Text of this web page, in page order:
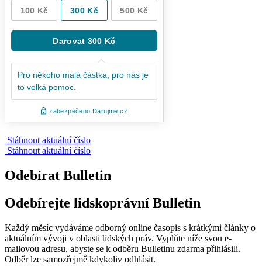
Stáhnout aktuální číslo
Stáhnout aktuální číslo
Odebírat Bulletin
Odebírejte lidskoprávní Bulletin
Každý měsíc vydáváme odborný online časopis s krátkými články o
aktuálním vývoji v oblasti lidských práv. Vyplňte níže svou e-
mailovou adresu, abyste se k odběru Bulletinu zdarma přihlásili.
Odběr lze samozřejmě kdykoliv odhlásit.